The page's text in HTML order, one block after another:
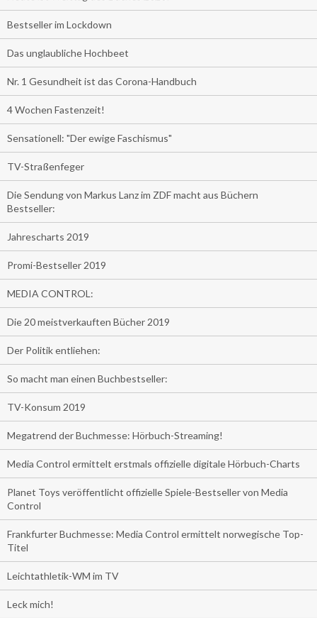
Bestseller im Lockdown
Das unglaubliche Hochbeet
Nr. 1 Gesundheit ist das Corona-Handbuch
4 Wochen Fastenzeit!
Sensationell: "Der ewige Faschismus"
TV-Straßenfeger
Die Sendung von Markus Lanz im ZDF macht aus Büchern
Bestseller:
Jahrescharts 2019
Promi-Bestseller 2019
MEDIA CONTROL:
Die 20 meistverkauften Bücher 2019
Der Politik entliehen:
So macht man einen Buchbestseller:
TV-Konsum 2019
Megatrend der Buchmesse: Hörbuch-Streaming!
Media Control ermittelt erstmals offizielle digitale Hörbuch-Charts
Planet Toys veröffentlicht offizielle Spiele-Bestseller von Media
Control
Frankfurter Buchmesse: Media Control ermittelt norwegische Top-
Titel
Leichtathletik-WM im TV
Leck mich!